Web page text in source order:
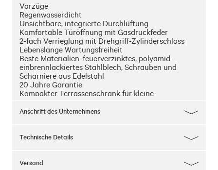
Vorzüge
Regenwasserdicht
Unsichtbare, integrierte Durchlüftung
Komfortable Türöffnung mit Gasdruckfeder
2-fach Verrieglung mit Drehgriff-Zylinderschloss
Lebenslange Wartungsfreiheit
Beste Materialien: feuerverzinktes, polyamid-
einbrennlackiertes Stahlblech, Schrauben und
Scharniere aus Edelstahl
20 Jahre Garantie
Kompakter Terrassenschrank für kleine
Zu Romeo gehört auch eine Julia – unsere
Einzeltür passt sich der Terrassenschrank Julia
Romeo überzeugt auch Julia mit einer 2-fach
Anschrift des Unternehmens
Technische Details
Versand